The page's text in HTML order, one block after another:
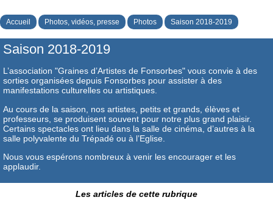
Accueil Photos, vidéos, presse Photos Saison 2018-2019
Saison 2018-2019
L’association "Graines d’Artistes de Fonsorbes" vous convie à des
sorties organisées depuis Fonsorbes pour assister à des
manifestations culturelles ou artistiques.
Au cours de la saison, nos artistes, petits et grands, élèves et
professeurs, se produisent souvent pour notre plus grand plaisir.
Certains spectacles ont lieu dans la salle de cinéma, d’autres à la
salle polyvalente du Trépadé ou à l’Eglise.
Nous vous espérons nombreux à venir les encourager et les
applaudir.
Les articles de cette rubrique